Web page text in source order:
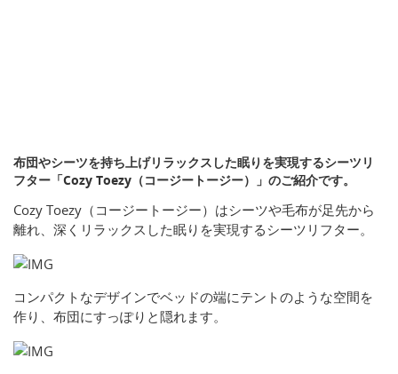
布団やシーツを持ち上げリラックスした眠りを実現するシーツリ
フター「Cozy Toezy（コージートージー）」のご紹介です。
Cozy Toezy（コージートージー）はシーツや毛布が足先から
離れ、深くリラックスした眠りを実現するシーツリフター。
コンパクトなデザインでベッドの端にテントのような空間を
作り、布団にすっぽりと隠れます。